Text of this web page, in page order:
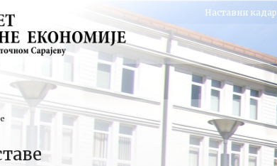
Наставни кадар